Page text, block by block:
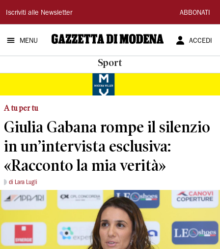
Gazzetta
di
Modena
Iscriviti alle Newsletter ABBONATI
MENU ACCEDI
Sport
A tu per tu
Giulia Gabana rompe il silenzio
in un’intervista esclusiva:
«Racconto la mia verità»
di Lara Lugli